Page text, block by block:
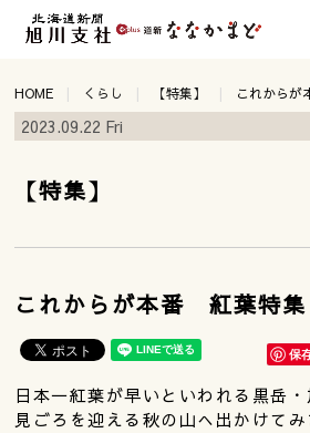
HOME くらし 【特集】 これから
2023.09.22 Fri
【特集】
これからが本番 紅葉特集
保
日本一紅葉が早いといわれる黒岳・
見ごろを迎える秋の山へ出かけてみ